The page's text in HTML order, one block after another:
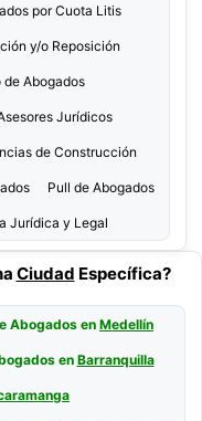
por Cuota Litis
y/o Reposición
Abogados
Jurídicos
de Construcción
Pull de Abogados
Jurídica y Legal
Ciudad Específica?
Abogados enMedellín
enBarranquilla